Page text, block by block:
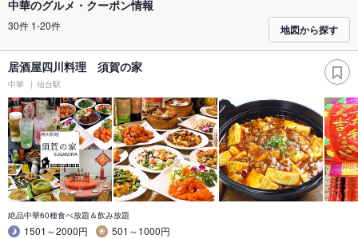
中華のグルメ・クーポン情報
30件 1-20件 地図から探す
居酒屋四川料理 須賀の家
中華 仙台駅
絶品中華60種食べ放題＆飲み放題
1501～2000円
501～1000円